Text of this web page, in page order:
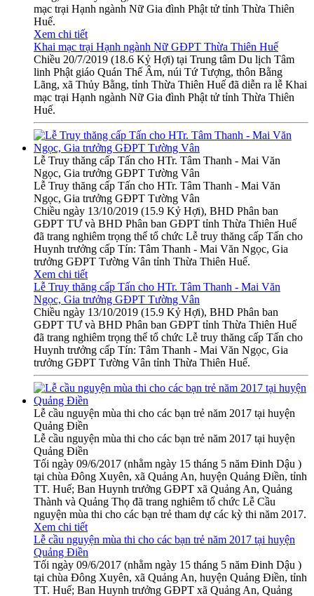
mạc trại Hạnh ngành Nữ Gia đình Phật tử tỉnh Thừa Thiên
Huế.
Xem chi tiết
Khai mạc trại Hạnh ngành Nữ GĐPT Thừa Thiên Huế
Chiều 20/7/2019 (18.6 Kỷ Hợi) tại Trung tâm Du lịch Tâm
linh Phật giáo Quán Thế Âm, núi Tứ Tượng, thôn Bằng
Lãng, xã Thủy Bằng, tỉnh Thừa Thiên Huế đã diễn ra lễ Khai
mạc trại Hạnh ngành Nữ Gia đình Phật tử tỉnh Thừa Thiên
Huế.
Lễ Truy thăng cấp Tấn cho HTr. Tâm Thanh - Mai Văn
Ngọc, Gia trưởng GĐPT Tường Vân
Lễ Truy thăng cấp Tấn cho HTr. Tâm Thanh - Mai Văn
Ngọc, Gia trưởng GĐPT Tường Vân
Chiều ngày 13/10/2019 (15.9 Kỷ Hợi), BHD Phân ban
GĐPT TƯ và BHD Phân ban GĐPT tỉnh Thừa Thiên Huế
đã trang nghiêm trọng thể tổ chức Lễ truy thăng cấp Tấn cho
Huynh trưởng cấp Tín: Tâm Thanh - Mai Văn Ngọc, Gia
trưởng GĐPT Tường Vân tỉnh Thừa Thiên Huế.
Xem chi tiết
Lễ Truy thăng cấp Tấn cho HTr. Tâm Thanh - Mai Văn
Ngọc, Gia trưởng GĐPT Tường Vân
Chiều ngày 13/10/2019 (15.9 Kỷ Hợi), BHD Phân ban
GĐPT TƯ và BHD Phân ban GĐPT tỉnh Thừa Thiên Huế
đã trang nghiêm trọng thể tổ chức Lễ truy thăng cấp Tấn cho
Huynh trưởng cấp Tín: Tâm Thanh - Mai Văn Ngọc, Gia
trưởng GĐPT Tường Vân tỉnh Thừa Thiên Huế.
Lễ cầu nguyện mùa thi cho các bạn trẻ năm 2017 tại huyện
Quảng Điền
Lễ cầu nguyện mùa thi cho các bạn trẻ năm 2017 tại huyện
Quảng Điền
Tối ngày 09/6/2017 (nhằm ngày 15 tháng 5 năm Đinh Dậu )
tại chùa Đông Xuyên, xã Quảng An, huyện Quảng Điền, tỉnh
TT. Huế; Ban Huynh trưởng GĐPT xã Quảng An, Quảng
Thành và Quảng Thọ đã trang nghiêm tổ chức Lễ Cầu
nguyện mùa thi cho các bạn trẻ tham dự các kỳ thi năm 2017.
Xem chi tiết
Lễ cầu nguyện mùa thi cho các bạn trẻ năm 2017 tại huyện
Quảng Điền
Tối ngày 09/6/2017 (nhằm ngày 15 tháng 5 năm Đinh Dậu )
tại chùa Đông Xuyên, xã Quảng An, huyện Quảng Điền, tỉnh
TT. Huế; Ban Huynh trưởng GĐPT xã Quảng An, Quảng